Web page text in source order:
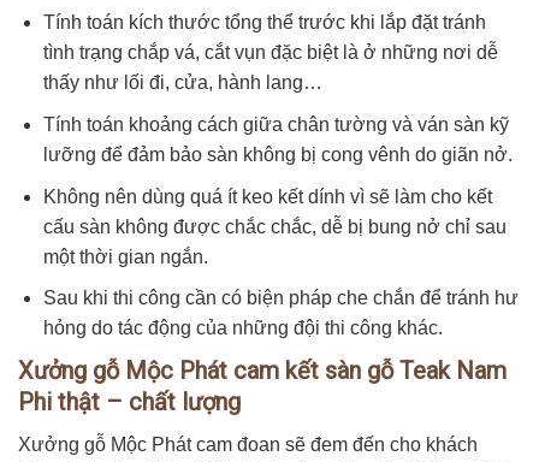
Tính toán kích thước tổng thể trước khi lắp đặt tránh
tình trạng chắp vá, cắt vụn đặc biệt là ở những nơi dễ
thấy như lối đi, cửa, hành lang…
Tính toán khoảng cách giữa chân tường và ván sàn kỹ
lưỡng để đảm bảo sàn không bị cong vênh do giãn nở.
Không nên dùng quá ít keo kết dính vì sẽ làm cho kết
cấu sàn không được chắc chắc, dễ bị bung nở chỉ sau
một thời gian ngắn.
Sau khi thi công cần có biện pháp che chắn để tránh hư
hỏng do tác động của những đội thi công khác.
Xưởng gỗ Mộc Phát cam kết sàn gỗ Teak Nam
Phi thật – chất lượng
Xưởng gỗ Mộc Phát cam đoan sẽ đem đến cho khách